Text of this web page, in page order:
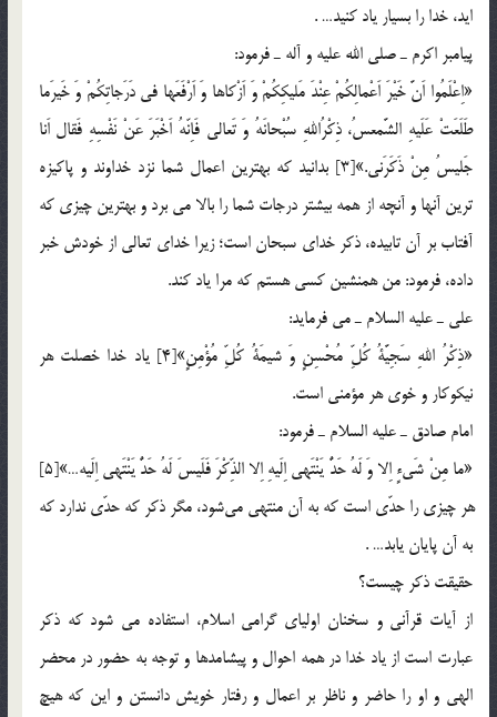
ايد، خدا را بسيار ياد كنيد… .
پيامبر اكرم ـ صلي الله عليه و آله ـ فرمود:
«اِعْلَمُوا اَنَّ خَيْرَ اَعْمالِكُمْ عِنْدَ مَليكِكُمْ وَ اَزْكاها وَ اَرْفَعَها في دَرَجاتِكُمْ وَ خَيرَما
طَلَعَتْ عَلَيهِ الشَّمعسُ، ذِكْرُاللهِ سُبْحانَهُ وَ تَعالي فَاِنّهُ اَخْبَرَ عَنْ نَفْسِهِ فَقال اَنا
جَليسُ مِنْ ذَكَرَني.»[3] بدانيد كه بهترين اعمال شما نزد خداوند و پاكيزه
ترين آنها و آنچه از همه بيشتر درجات شما را بالا مي برد و بهترين چيزي كه
آفتاب بر آن تابيده، ذكر خداي سبحان است؛ زيرا خداي تعالي از خودش خبر
داده، فرمود: من همنشين كسي هستم كه مرا ياد كند.
علي ـ عليه السلام ـ مي فرمايد:
«ذِكْرُ اللهِ سَجِيَّةُ كُلِّ مُحْسِنٍ وَ شيمَةُ كُلِّ مُؤْمِنٍ»[4] ياد خدا خصلت هر
نيكوكار و خوي هر مؤمني است.
امام صادق ـ عليه السلام ـ فرمود:
«ما مِنْ شَيءٍ اِلا وَ لَهُ حَدٌّ يَنْتَهي اِلَيهِ اِلا الذِّكْرَ فَلَيسَ لَهُ حَدٌّ يَنْتَهي اِلَيه…»[5]
هر چيزي را حدّي است كه به آن منتهي مي‎شود، مگر ذكر كه حدّي ندارد كه
به آن پايان يابد… .
حقيقت ذكر چيست؟
از آيات قرآني و سخنان اولياي گرامي اسلام، استفاده مي شود كه ذكر
عبارت است از ياد خدا در همه احوال و پيشامدها و توجه به حضور در محضر
الهي و او را حاضر و ناظر بر اعمال و رفتار خويش دانستن و اين كه هيچ